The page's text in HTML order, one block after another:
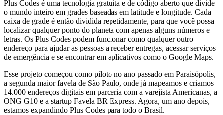
Plus Codes é uma tecnologia gratuita e de código aberto que divide
o mundo inteiro em grades baseadas em latitude e longitude. Cada
caixa de grade é então dividida repetidamente, para que você possa
localizar qualquer ponto do planeta com apenas alguns números e
letras. Os Plus Codes podem funcionar como qualquer outro
endereço para ajudar as pessoas a receber entregas, acessar serviços
de emergência e se encontrar em aplicativos como o Google Maps.
Esse projeto começou como piloto no ano passado em Paraisópolis,
a segunda maior favela de São Paulo, onde já mapeamos e criamos
14.000 endereços digitais em parceria com a varejista Americanas, a
ONG G10 e a startup Favela BR Express. Agora, um ano depois,
estamos expandindo Plus Codes para todo o Brasil.